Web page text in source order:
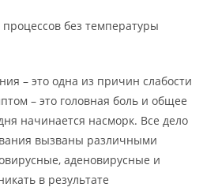
процессов без температуры
– это одна из причин слабости
– это головная боль и общее
начинается насморк. Все дело
вызваны различными
аденовирусные и
в результате